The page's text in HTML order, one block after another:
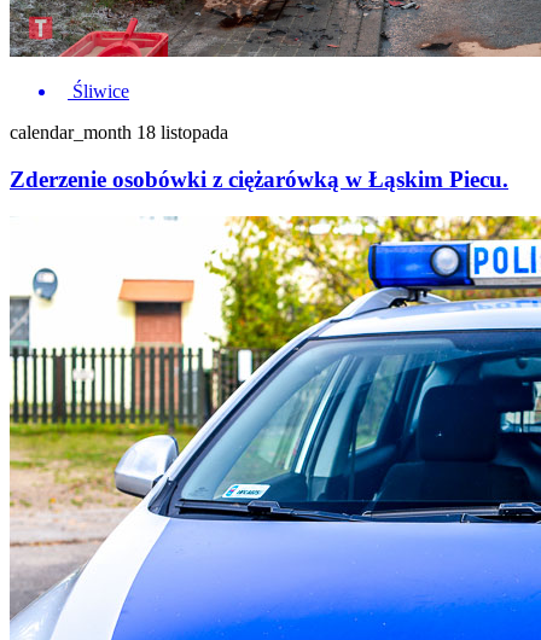
Śliwice
calendar_month 18 listopada
Zderzenie osobówki z ciężarówką w Łąskim Piecu.